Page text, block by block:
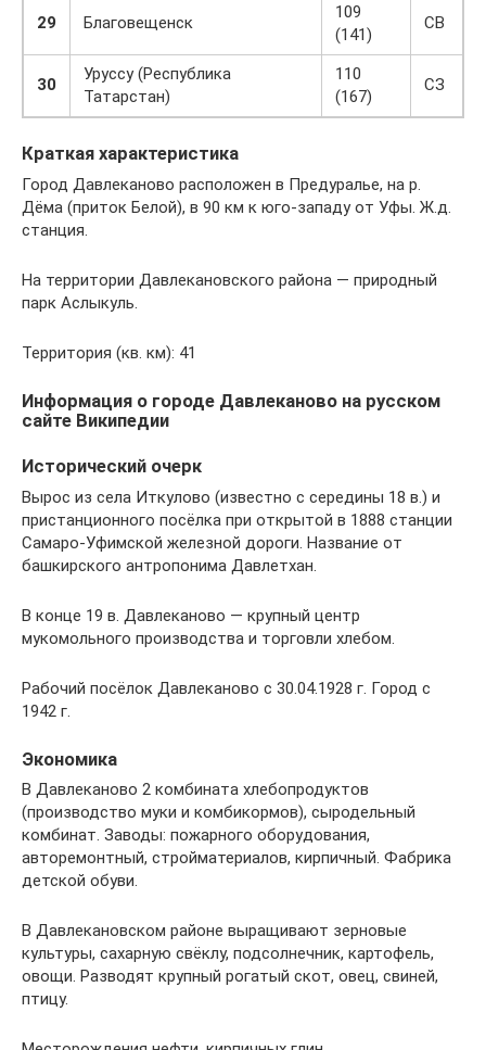
29 Благовещенск
109
(141)
СВ
30
Уруссу (Республика
Татарстан)
110
(167)
СЗ
Краткая характеристика
Город Давлеканово расположен в Предуралье, на р.
Дёма (приток Белой), в 90 км к юго-западу от Уфы. Ж.д.
станция.
На территории Давлекановского района — природный
парк Аслыкуль.
Территория (кв. км): 41
Информация о городе Давлеканово на русском
сайте Википедии
Исторический очерк
Вырос из села Иткулово (известно с середины 18 в.) и
пристанционного посёлка при открытой в 1888 станции
Самаро-Уфимской железной дороги. Название от
башкирского антропонима Давлетхан.
В конце 19 в. Давлеканово — крупный центр
мукомольного производства и торговли хлебом.
Рабочий посёлок Давлеканово с 30.04.1928 г. Город с
1942 г.
Экономика
В Давлеканово 2 комбината хлебопродуктов
(производство муки и комбикормов), сыродельный
комбинат. Заводы: пожарного оборудования,
авторемонтный, стройматериалов, кирпичный. Фабрика
детской обуви.
В Давлекановском районе выращивают зерновые
культуры, сахарную свёклу, подсолнечник, картофель,
овощи. Разводят крупный рогатый скот, овец, свиней,
птицу.